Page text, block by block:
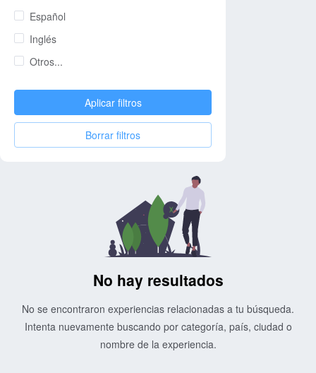
Español
Inglés
Otros...
Aplicar filtros
Borrar filtros
No hay resultados
No se encontraron experiencias relacionadas a tu búsqueda.
Intenta nuevamente buscando por categoría, país, ciudad o
nombre de la experiencia.